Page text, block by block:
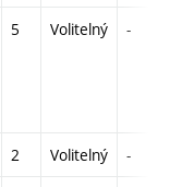
5 Volitelný -
2 Volitelný -